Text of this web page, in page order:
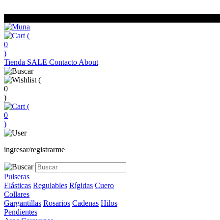
(
0
)
Tienda SALE Contacto About
(
0
)
(
0
)
ingresar/registrarme
Pulseras
Elásticas Regulables Rígidas Cuero
Collares
Gargantillas Rosarios Cadenas Hilos
Pendientes